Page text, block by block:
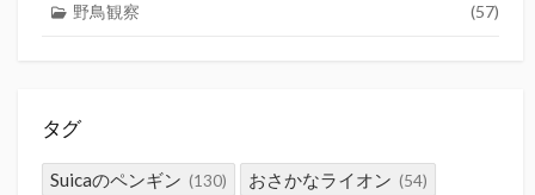
野鳥観察 (57)
タグ
Suicaのペンギン (130) おさかなライオン (54)